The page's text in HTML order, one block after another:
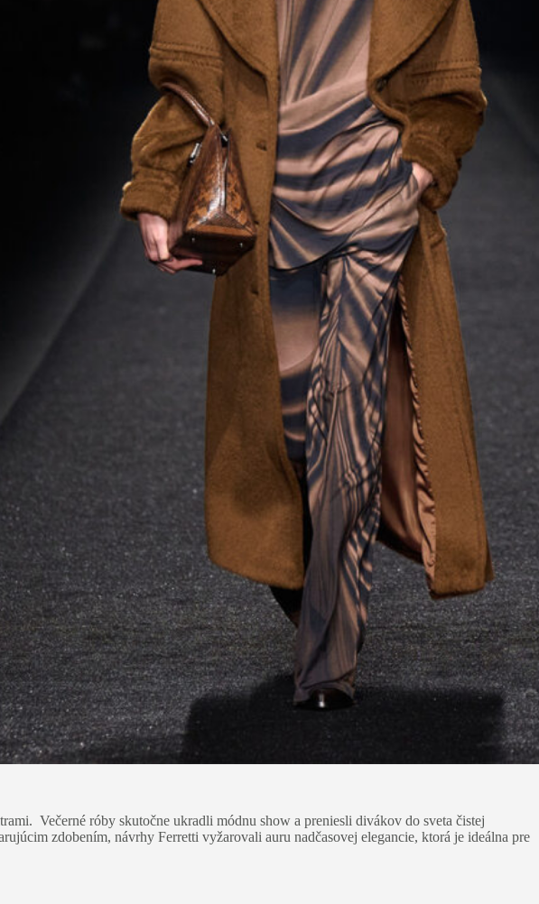
Večerné róby skutočne ukradli módnu show a preniesli divákov do sveta čistej
zdobením, návrhy Ferretti vyžarovali auru nadčasovej elegancie, ktorá je ideálna pre